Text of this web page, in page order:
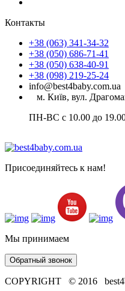
Контакты
+38 (063) 341-34-32
+38 (050) 686-71-41
+38 (050) 638-40-91
+38 (098) 219-25-24
info@best4baby.com.ua
м. Київ, вул.
ПН-ВС с 10.00 до
Присоединяйтесь к нам!
Мы принимаем
Обратный звонок
COPYRIGHT © 2016